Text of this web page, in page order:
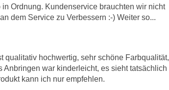
Ordnung. Kundenservice brauchten wir nicht
dem Service zu Verbessern :-) Weiter so...
qualitativ hochwertig, sehr schöne Farbqualität,
war kinderleicht, es sieht tatsächlich
kann ich nur empfehlen.